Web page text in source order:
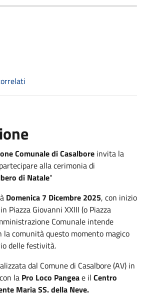
Comunale di Casalbore invita la
alla cerimonia di
di Natale"
Domenica 7 Dicembre 2025, con inizio
Piazza Giovanni XXIII (o Piazza
Comunale intende
la comunità questo momento magico
delle festività.
dal Comune di Casalbore (AV) in
la Pro Loco Pangeae il Centro
Maria SS. della Neve.